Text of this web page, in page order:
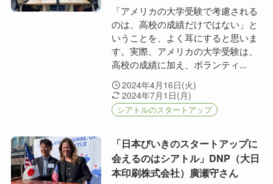
「アメリカの大学受験で考慮される
のは、高校の成績だけではない」と
いうことを、よく耳にすると思いま
す。実際、アメリカの大学受験は、
高校の成績に加え、ボランティ...
2024年4月16日(火)
2024年7月1日(月)
シアトルのスタートアップ
「日本びいきのスタートアップに
会えるのはシアトル」DNP（大日
本印刷株式会社）廣瀬守さん